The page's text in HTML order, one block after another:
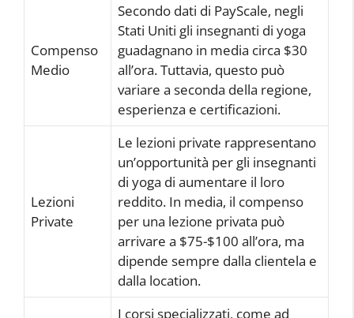
Compenso
Medio
Secondo dati di PayScale, negli
Stati Uniti gli insegnanti di yoga
guadagnano in media circa $30
all’ora. Tuttavia, questo può
variare a seconda della regione,
esperienza e certificazioni.
Lezioni
Private
Le lezioni private rappresentano
un’opportunità per gli insegnanti
di yoga di aumentare il loro
reddito. In media, il compenso
per una lezione privata può
arrivare a $75-$100 all’ora, ma
dipende sempre dalla clientela e
dalla location.
I corsi specializzati, come ad